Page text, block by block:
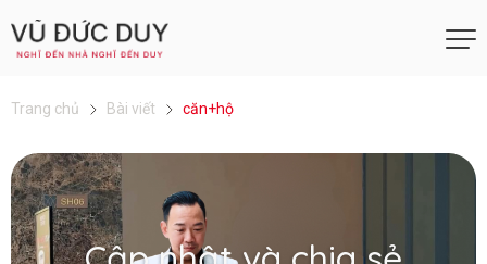
Trang chủ Bài viết căn+hộ